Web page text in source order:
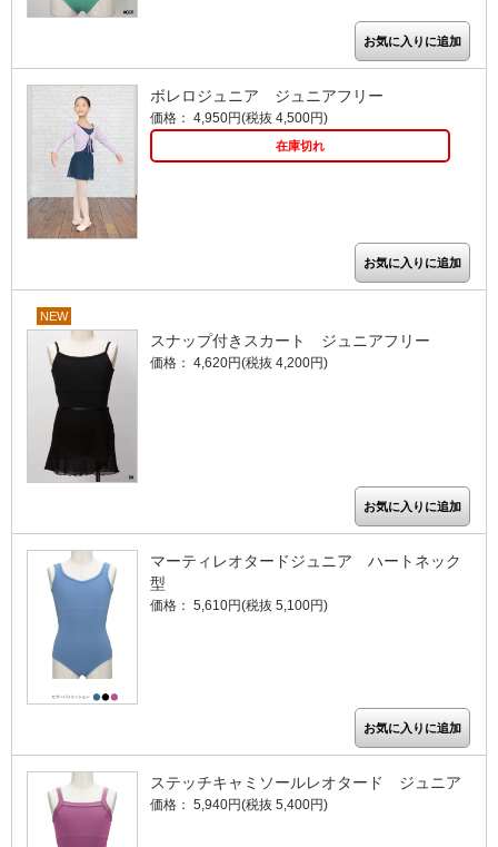
ボレロジュニア ジュニアフリー
価格： 4,950円(税抜 4,500円)
在庫切れ
NEW
スナップ付きスカート ジュニアフリー
価格： 4,620円(税抜 4,200円)
マーティレオタードジュニア ハートネック
型
価格： 5,610円(税抜 5,100円)
ステッチキャミソールレオタード ジュニア
価格： 5,940円(税抜 5,400円)